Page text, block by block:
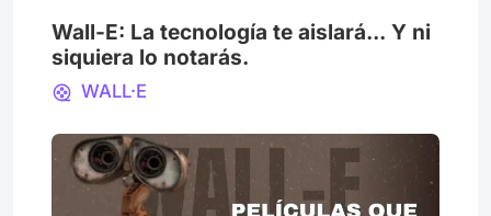
Wall-E: La tecnología te aislará... Y ni
siquiera lo notarás.
WALL·E